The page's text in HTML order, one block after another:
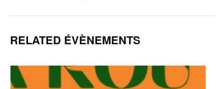
RELATED ÉVÈNEMENTS